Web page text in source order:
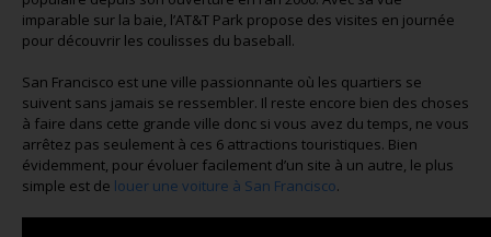
imparable sur la baie, l’AT&T Park propose des visites en journée
pour découvrir les coulisses du baseball.
San Francisco est une ville passionnante où les quartiers se
suivent sans jamais se ressembler. Il reste encore bien des choses
à faire dans cette grande ville donc si vous avez du temps, ne vous
arrêtez pas seulement à ces 6 attractions touristiques. Bien
évidemment, pour évoluer facilement d’un site à un autre, le plus
simple est de louer une voiture à San Francisco.